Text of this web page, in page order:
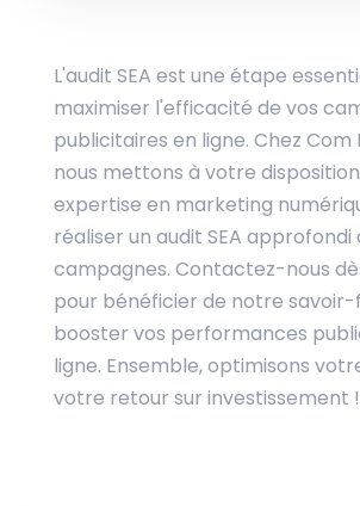
L'audit SEA est une étape
maximiser l'efficacité de vos
publicitaires en ligne. Chez Com
nous mettons à votre
expertise en marketing
réaliser un audit SEA approfondi
campagnes. Contactez-nous
pour bénéficier de notre
booster vos performances
ligne. Ensemble, optimisons
votre retour sur investissement !